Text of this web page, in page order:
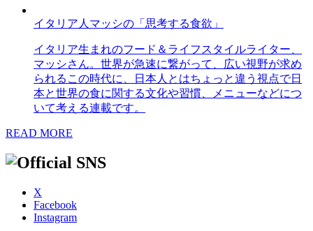
イタリア人マッシの「思考する食欲」
イタリア生まれのフード＆ライフスタイルライター、
マッシさん。世界が急速に繋がって、広い視野が求め
られるこの時代に、日本人とはちょっと違う視点で日
本と世界の食に関する文化や習慣、メニューなどにつ
いて考える連載です。
READ MORE
X
Facebook
Instagram